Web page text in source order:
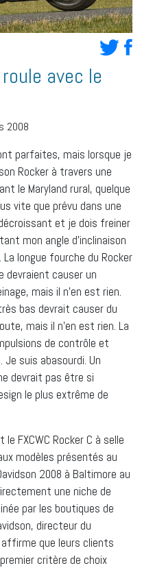
avec le
2008
parfaites, mais lorsque je
Rocker à travers une
le Maryland rural, quelque
vite que prévu dans une
et je dois freiner
mon angle d’inclinaison
longue fourche du Rocker
devraient causer un
mais il n’en est rien.
bas devrait causer du
mais il n’en est rien. La
de contrôle et
suis abasourdi. Un
devrait pas être si
le plus extrême de
le FXCWC Rocker C à selle
modèles présentés au
2008 à Baltimore au
une niche de
par les boutiques de
directeur du
que leurs clients
critère de choix